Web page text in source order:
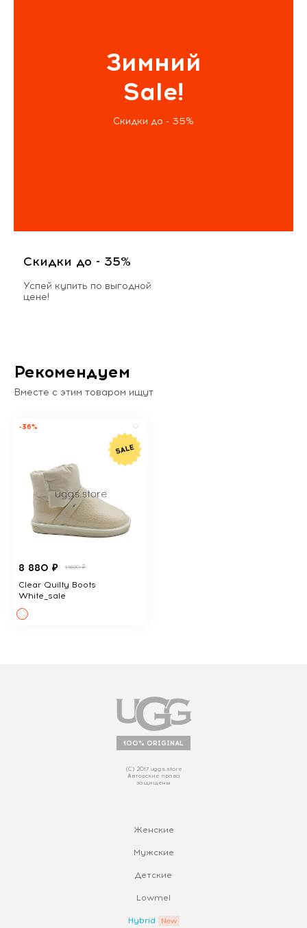
Зимний
Sale!
Скидки до - 35%
Скидки до - 35%
Успей купить по выгодной
цене!
Рекомендуем
Вместе с этим товаром ищут
-36%
8 880 ₽ 13690 ₽
Clear Quilty Boots
White_sale
100% ORIGINAL
(С) 2017 uggs.store
Авторские права
защищены
Женские
Мужские
Детские
Lowmel
Hybrid